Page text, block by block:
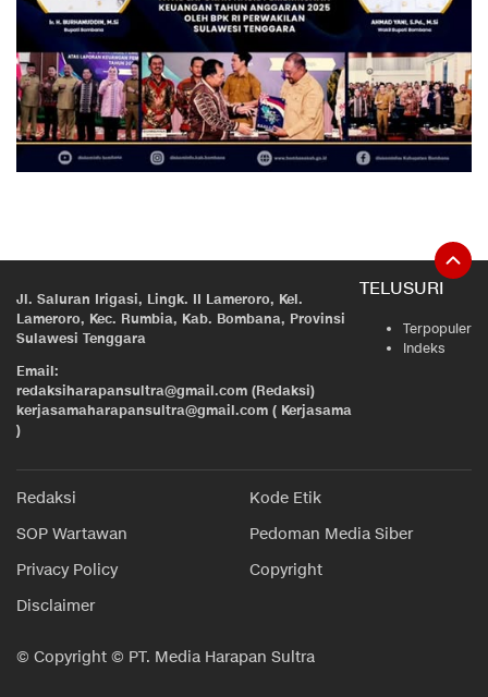
Jl. Saluran Irigasi, Lingk. II Lameroro, Kel.
Lameroro, Kec. Rumbia, Kab. Bombana, Provinsi
Sulawesi Tenggara
Email:
redaksiharapansultra@gmail.com (Redaksi)
kerjasamaharapansultra@gmail.com ( Kerjasama
)
TELUSURI
Terpopuler
Indeks
Redaksi
Kode Etik
SOP Wartawan
Pedoman Media Siber
Privacy Policy
Copyright
Disclaimer
© Copyright © PT. Media Harapan Sultra